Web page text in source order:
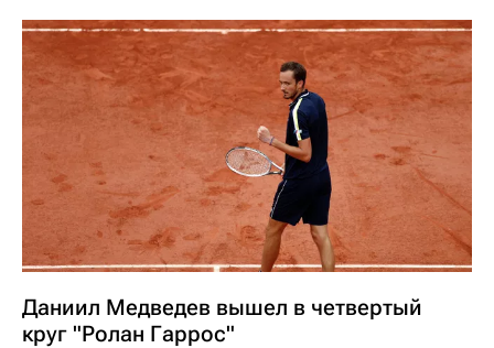
Даниил Медведев вышел в четвертый
круг "Ролан Гаррос"